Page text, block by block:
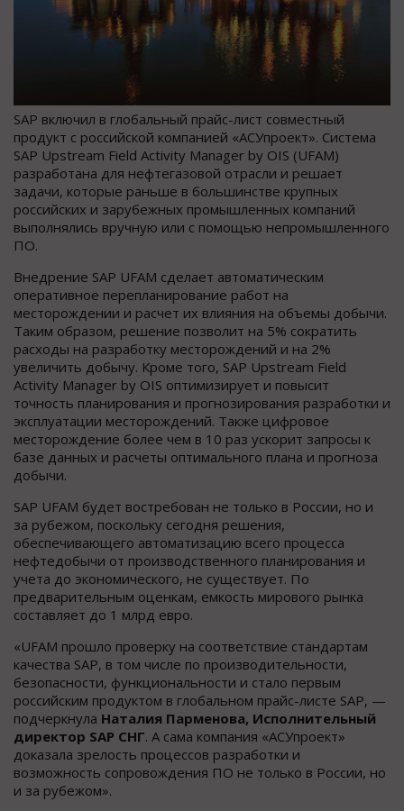
SAP включил в глобальный прайс-лист совместный
продукт с российской компанией «АСУпроект». Система
SAP Upstream Field Activity Manager by OIS (UFAM)
разработана для нефтегазовой отрасли и решает
задачи, которые раньше в большинстве крупных
российских и зарубежных промышленных компаний
выполнялись вручную или с помощью непромышленного
ПО.
Внедрение SAP UFAM сделает автоматическим
оперативное перепланирование работ на
месторождении и расчет их влияния на объемы добычи.
Таким образом, решение позволит на 5% сократить
расходы на разработку месторождений и на 2%
увеличить добычу. Кроме того, SAP Upstream Field
Activity Manager by OIS оптимизирует и повысит
точность планирования и прогнозирования разработки и
эксплуатации месторождений. Также цифровое
месторождение более чем в 10 раз ускорит запросы к
базе данных и расчеты оптимального плана и прогноза
добычи.
SAP UFAM будет востребован не только в России, но и
за рубежом, поскольку сегодня решения,
обеспечивающего автоматизацию всего процесса
нефтедобычи от производственного планирования и
учета до экономического, не существует. По
предварительным оценкам, емкость мирового рынка
составляет до 1 млрд евро.
«UFAM прошло проверку на соответствие стандартам
качества SAP, в том числе по производительности,
безопасности, функциональности и стало первым
российским продуктом в глобальном прайс-листе SAP, —
подчеркнула Наталия Парменова, Исполнительный
директор SAP СНГ. А сама компания «АСУпроект»
доказала зрелость процессов разработки и
возможность сопровождения ПО не только в России, но
и за рубежом».